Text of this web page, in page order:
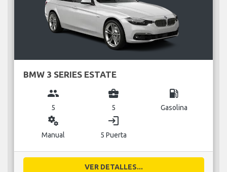
BMW 3 SERIES ESTATE
group
5
business_center
5
local_gas_station
Gasolina
miscellaneous_services
Manual
login
5 Puerta
VER DETALLES...